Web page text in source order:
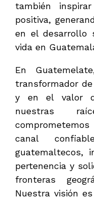
también
positiva,
en el desarrollo
vida en
En
transformador
y en el valor
nuestras
canal
guatemaltecos,
pertenencia y
fronteras
Nuestra visión